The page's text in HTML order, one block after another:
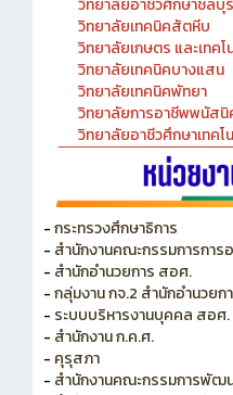
วิทยาลัยเทคนิคชลบุรี
วิทยาลัยอาชีวศึกษาชลบุรี
วิทยาลัยเทคนิคสัตหีบ
วิทยาลัยเกษตร และเทคโ
วิทยาลัยเทคนิคบางแสน
วิทยาลัยเทคนิคพัทยา
วิทยาลัยการอาชีพพนัสนิ
วิทยาลัยอาชีวศึกษาเทค
- กระทรวงศึกษาธิการ
- สำนักงานคณะกรรมการการอ
- สำนักอำนวยการ สอศ.
- กลุ่มงาน กจ.2 สำนักอำนวยกา
- ระบบบริหารงานบุคคล สอศ.
- สำนักงาน ก.ค.ศ.
- คุรุสภา